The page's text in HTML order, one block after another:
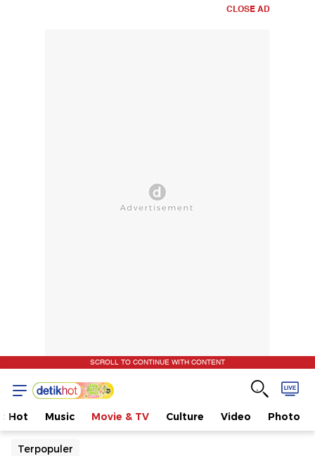
CLOSE AD
SCROLL TO CONTINUE WITH CONTENT
Hot Music Movie & TV Culture Video Photo
Terpopuler